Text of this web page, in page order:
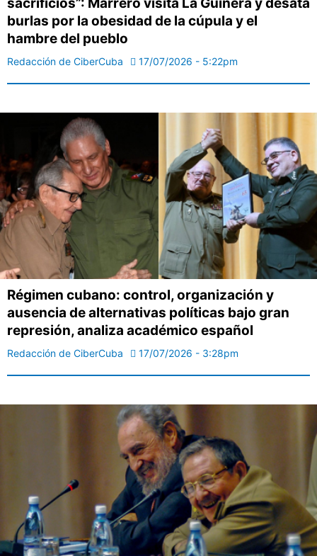
burlas por la obesidad de la cúpula y el
hambre del pueblo
Redacción de CiberCuba 17/07/2026 - 5:22pm
Régimen cubano: control, organización y
ausencia de alternativas políticas bajo gran
represión, analiza académico español
Redacción de CiberCuba 17/07/2026 - 3:28pm